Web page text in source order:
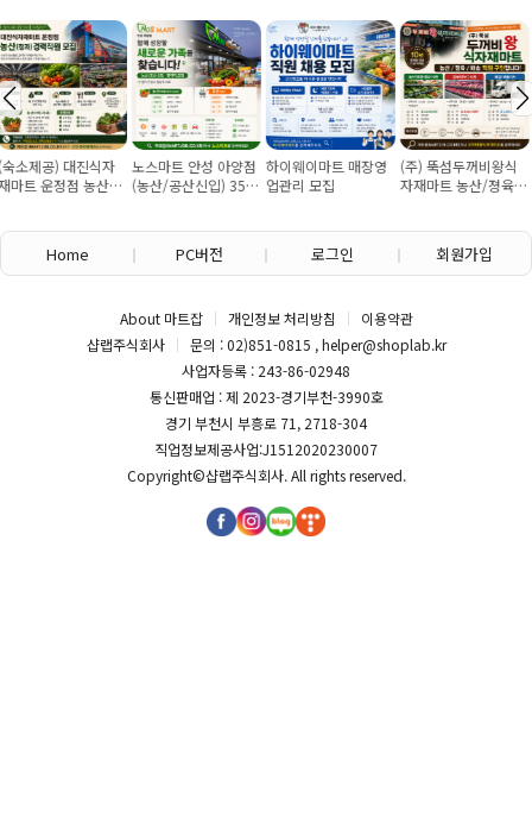
경
노스마트 안성 아양점
(농산/공산신입) 355
하이웨이마트 매장영
업관리 모집
(주) 뚝섬두꺼비왕식
자재마트 농산/졍육/
용인신갈 포시즌
청과과장구합니
Home PC버전 로그인 회원가입
About 마트잡 개인정보 처리방침
이용약관
샵랩주식회사
문의 : 02)851-0815 , helper@shoplab.kr
사업자등록 : 243-86-02948
통신판매업 : 제 2023-경기부천-3990호
경기 부천시 부흥로 71, 2718-304
직업정보제공사업:J1512020230007
Copyright©샵랩주식회사. All rights reserved.